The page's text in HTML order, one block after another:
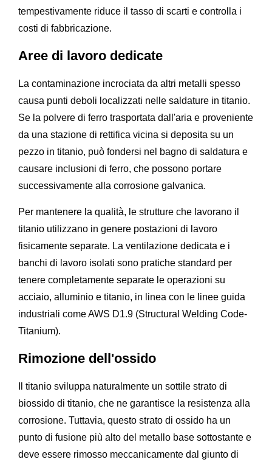
tempestivamente riduce il tasso di scarti e controlla i
costi di fabbricazione.
Aree di lavoro dedicate
La contaminazione incrociata da altri metalli spesso
causa punti deboli localizzati nelle saldature in titanio.
Se la polvere di ferro trasportata dall'aria e proveniente
da una stazione di rettifica vicina si deposita su un
pezzo in titanio, può fondersi nel bagno di saldatura e
causare inclusioni di ferro, che possono portare
successivamente alla corrosione galvanica.
Per mantenere la qualità, le strutture che lavorano il
titanio utilizzano in genere postazioni di lavoro
fisicamente separate. La ventilazione dedicata e i
banchi di lavoro isolati sono pratiche standard per
tenere completamente separate le operazioni su
acciaio, alluminio e titanio, in linea con le linee guida
industriali come AWS D1.9 (Structural Welding Code-
Titanium).
Rimozione dell'ossido
Il titanio sviluppa naturalmente un sottile strato di
biossido di titanio, che ne garantisce la resistenza alla
corrosione. Tuttavia, questo strato di ossido ha un
punto di fusione più alto del metallo base sottostante e
deve essere rimosso meccanicamente dal giunto di